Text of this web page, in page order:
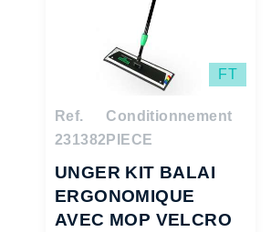
FT
Ref.
231382
Conditionnement
PIECE
UNGER KIT BALAI
ERGONOMIQUE
AVEC MOP VELCRO